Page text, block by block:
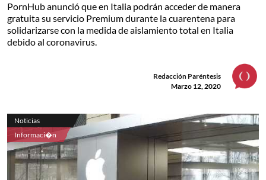
PornHub anunció que en Italia podrán acceder de manera
gratuita su servicio Premium durante la cuarentena para
solidarizarse con la medida de aislamiento total en Italia
debido al coronavirus.
Redacción Paréntesis
Marzo 12, 2020
Noticias
Informaci�n